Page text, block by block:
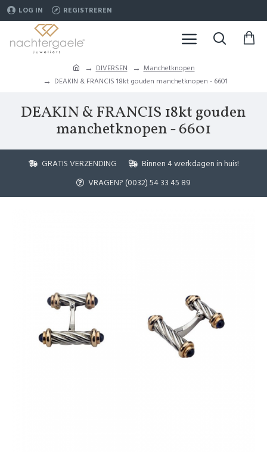
LOG IN REGISTREREN
DIVERSEN
Manchetknopen
DEAKIN & FRANCIS 18kt gouden manchetknopen - 6601
DEAKIN & FRANCIS 18kt gouden
manchetknopen - 6601
GRATIS VERZENDING
Binnen 4 werkdagen in huis!
VRAGEN? (0032) 54 33 45 89